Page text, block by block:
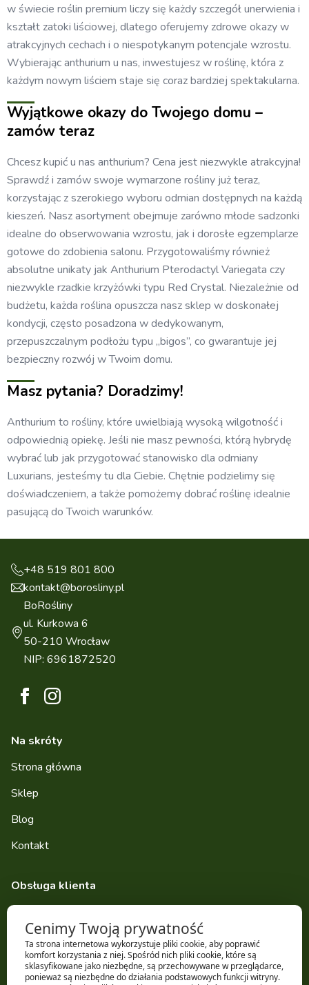
w świecie roślin premium liczy się każdy szczegół unerwienia i
kształt zatoki liściowej, dlatego oferujemy zdrowe okazy w
atrakcyjnych cechach i o niespotykanym potencjale wzrostu.
Wybierając anthurium u nas, inwestujesz w roślinę, która z
każdym nowym liściem staje się coraz bardziej spektakularna.
Wyjątkowe okazy do Twojego domu –
zamów teraz
Chcesz kupić u nas anthurium? Cena jest niezwykle atrakcyjna!
Sprawdź i zamów swoje wymarzone rośliny już teraz,
korzystając z szerokiego wyboru odmian dostępnych na każdą
kieszeń. Nasz asortyment obejmuje zarówno młode sadzonki
idealne do obserwowania wzrostu, jak i dorosłe egzemplarze
gotowe do zdobienia salonu. Przygotowaliśmy również
absolutne unikaty jak Anthurium Pterodactyl Variegata czy
niezwykle rzadkie krzyżówki typu Red Crystal. Niezależnie od
budżetu, każda roślina opuszcza nasz sklep w doskonałej
kondycji, często posadzona w dedykowanym,
przepuszczalnym podłożu typu „bigos”, co gwarantuje jej
bezpieczny rozwój w Twoim domu.
Masz pytania? Doradzimy!
Anthurium to rośliny, które uwielbiają wysoką wilgotność i
odpowiednią opiekę. Jeśli nie masz pewności, którą hybrydę
wybrać lub jak przygotować stanowisko dla odmiany
Luxurians, jesteśmy tu dla Ciebie. Chętnie podzielimy się
doświadczeniem, a także pomożemy dobrać roślinę idealnie
pasującą do Twoich warunków.
+48 519 801 800
kontakt@borosliny.pl
BoRośliny
ul. Kurkowa 6
50-210 Wrocław
NIP: 6961872520
Na skróty
Strona główna
Sklep
Blog
Kontakt
Obsługa klienta
Zwroty i reklamacje
Regulamin sklepu
Cenimy Twoją prywatność
Ta strona internetowa wykorzystuje pliki cookie, aby poprawić
komfort korzystania z niej. Spośród nich pliki cookie, które są
sklasyfikowane jako niezbędne, są przechowywane w przeglądarce,
ponieważ są niezbędne do działania podstawowych funkcji witryny.